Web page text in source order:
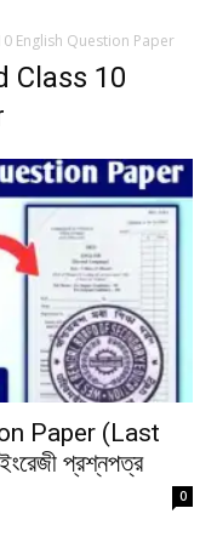
English Question Paper
Class 10
Paper (Last
প্রশ্নপত্র
0